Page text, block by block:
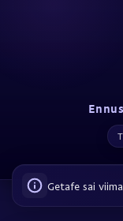
Getafe sai